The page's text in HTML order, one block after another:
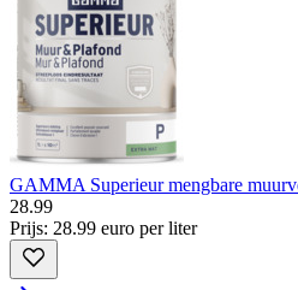
GAMMA Superieur mengbare
28.99
Prijs: 28.99 euro per liter